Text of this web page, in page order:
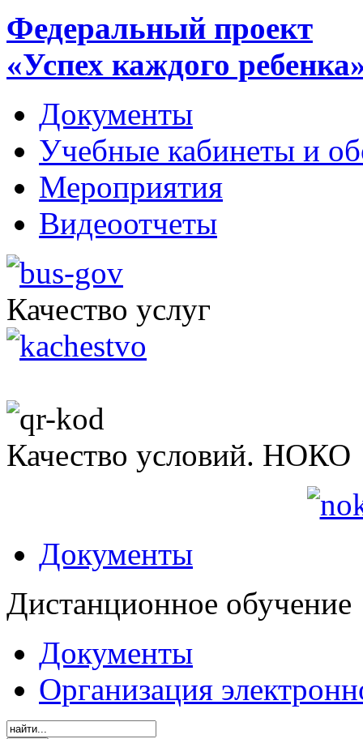
Федеральный проект
«Успех каждого
Документы
Учебные кабинеты и
Мероприятия
Видеоотчеты
Качество услуг
Качество условий. НОКО
Документы
Дистанционное обучение
Документы
Организация